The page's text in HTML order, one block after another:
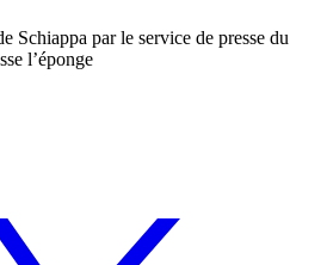
Schiappa par le service de presse du
l’éponge